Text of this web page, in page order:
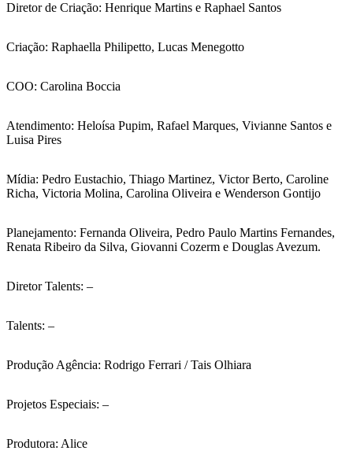
Diretor de Criação: Henrique Martins e Raphael Santos
Criação: Raphaella Philipetto, Lucas Menegotto
COO: Carolina Boccia
Atendimento: Heloísa Pupim, Rafael Marques, Vivianne Santos e
Luisa Pires
Mídia: Pedro Eustachio, Thiago Martinez, Victor Berto, Caroline
Richa, Victoria Molina, Carolina Oliveira e Wenderson Gontijo
Planejamento: Fernanda Oliveira, Pedro Paulo Martins Fernandes,
Renata Ribeiro da Silva, Giovanni Cozerm e Douglas Avezum.
Diretor Talents: –
Talents: –
Produção Agência: Rodrigo Ferrari / Tais Olhiara
Projetos Especiais: –
Produtora: Alice